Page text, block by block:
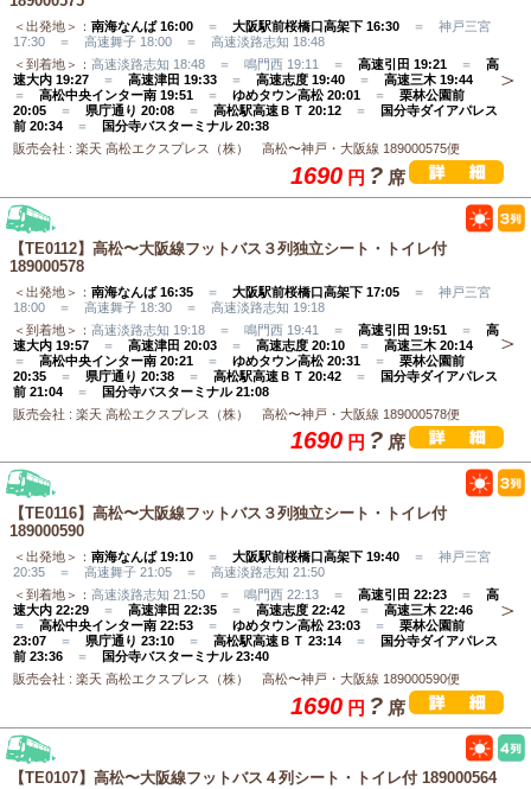
＜出発地＞： 南海なんば 16:00 ＝ 大阪駅前桜橋口高架下 16:30 ＝ 神戸三宮
17:30 ＝ 高速舞子 18:00 ＝ 高速淡路志知 18:48
＜到着地＞： 高速淡路志知 18:48 ＝ 鳴門西 19:11 ＝ 高速引田 19:21 ＝ 高
速大内 19:27 ＝ 高速津田 19:33 ＝ 高速志度 19:40 ＝ 高速三木 19:44
＝ 高松中央インター南 19:51 ＝ ゆめタウン高松 20:01 ＝ 栗林公園前
20:05 ＝ 県庁通り 20:08 ＝ 高松駅高速ＢＴ 20:12 ＝
国分寺ダイアパレス
前 20:34 ＝
国分寺バスターミナル 20:38
販売会社 : 楽天 高松エクスプレス（株） 高松〜神戸・大阪線 189000575便
1690 円 ? 席
【TE0112】高松〜大阪線フットバス３列独立シート・トイレ付
189000578
＜出発地＞： 南海なんば 16:35 ＝ 大阪駅前桜橋口高架下 17:05 ＝ 神戸三宮
18:00 ＝ 高速舞子 18:30 ＝ 高速淡路志知 19:18
＜到着地＞： 高速淡路志知 19:18 ＝ 鳴門西 19:41 ＝ 高速引田 19:51 ＝ 高
速大内 19:57 ＝ 高速津田 20:03 ＝ 高速志度 20:10 ＝ 高速三木 20:14
＝ 高松中央インター南 20:21 ＝ ゆめタウン高松 20:31 ＝ 栗林公園前
20:35 ＝ 県庁通り 20:38 ＝ 高松駅高速ＢＴ 20:42 ＝
国分寺ダイアパレス
前 21:04 ＝
国分寺バスターミナル 21:08
販売会社 : 楽天 高松エクスプレス（株） 高松〜神戸・大阪線 189000578便
1690 円 ? 席
【TE0116】高松〜大阪線フットバス３列独立シート・トイレ付
189000590
＜出発地＞： 南海なんば 19:10 ＝ 大阪駅前桜橋口高架下 19:40 ＝ 神戸三宮
20:35 ＝ 高速舞子 21:05 ＝ 高速淡路志知 21:50
＜到着地＞： 高速淡路志知 21:50 ＝ 鳴門西 22:13 ＝ 高速引田 22:23 ＝ 高
速大内 22:29 ＝ 高速津田 22:35 ＝ 高速志度 22:42 ＝ 高速三木 22:46
＝ 高松中央インター南 22:53 ＝ ゆめタウン高松 23:03 ＝ 栗林公園前
23:07 ＝ 県庁通り 23:10 ＝ 高松駅高速ＢＴ 23:14 ＝
国分寺ダイアパレス
前 23:36 ＝
国分寺バスターミナル 23:40
販売会社 : 楽天 高松エクスプレス（株） 高松〜神戸・大阪線 189000590便
1690 円 ? 席
【TE0107】高松〜大阪線フットバス４列シート・トイレ付 189000564